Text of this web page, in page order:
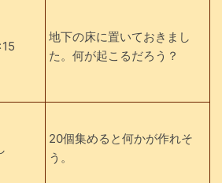
地下の床に置いておきまし
た。何が起こるだろう？
20個集めると何かが作れそ
う。